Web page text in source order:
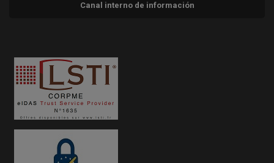
Canal interno de información